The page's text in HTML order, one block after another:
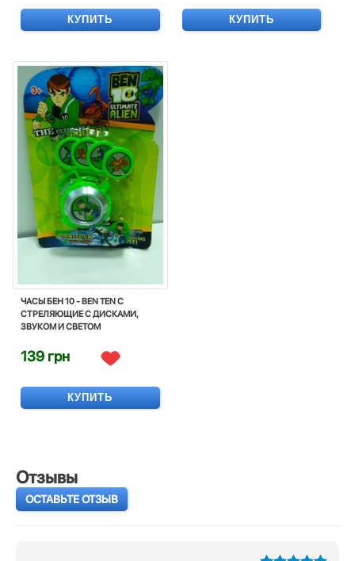
КУПИТЬ КУПИТЬ
ЧАСЫ БЕН 10 - BEN TEN С
СТРЕЛЯЮЩИЕ С ДИСКАМИ,
ЗВУКОМ И СВЕТОМ
139 грн
КУПИТЬ
Отзывы
ОСТАВЬТЕ ОТЗЫВ